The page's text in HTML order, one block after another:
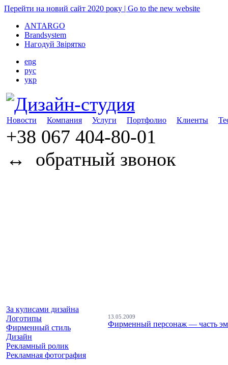
Перейти на новий сайт 2020 року | Go to the new website
ANTARGO
Brandsystem
Нагодуй Звірятко
eng
рус
укр
Новости Компания Услуги Портфолио Клиенты
+38 067 404-80-01
↔
обратный звонок
За кулисами дизайна
Логотипы
Фирменный стиль
Дизайн
Рекламный ролик
Рекламная фотография
13.05.2009
Фирменный персонаж — часть